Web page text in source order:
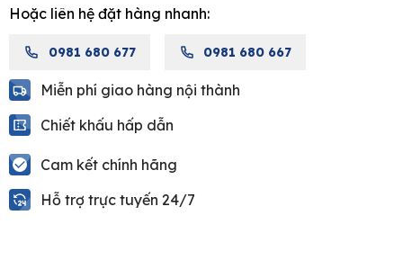
16273MCL01
Hoặc liên hệ đặt hàng nhanh:
0981 680 677 0981 680 667
Miễn phí giao hàng nội thành
Chiết khấu hấp dẫn
Cam kết chính hãng
Hỗ trợ trực tuyến 24/7